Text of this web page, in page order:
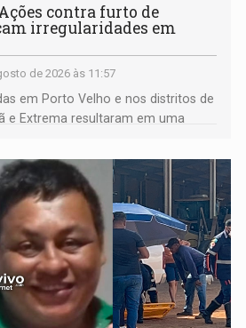
contra furto de
irregularidades em
de 2026 às 11:57
em Porto Velho e nos distritos de
e Extrema resultaram em uma